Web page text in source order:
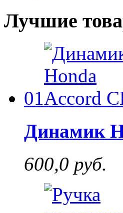
Лучшие
01
Динамик
600,0 руб.